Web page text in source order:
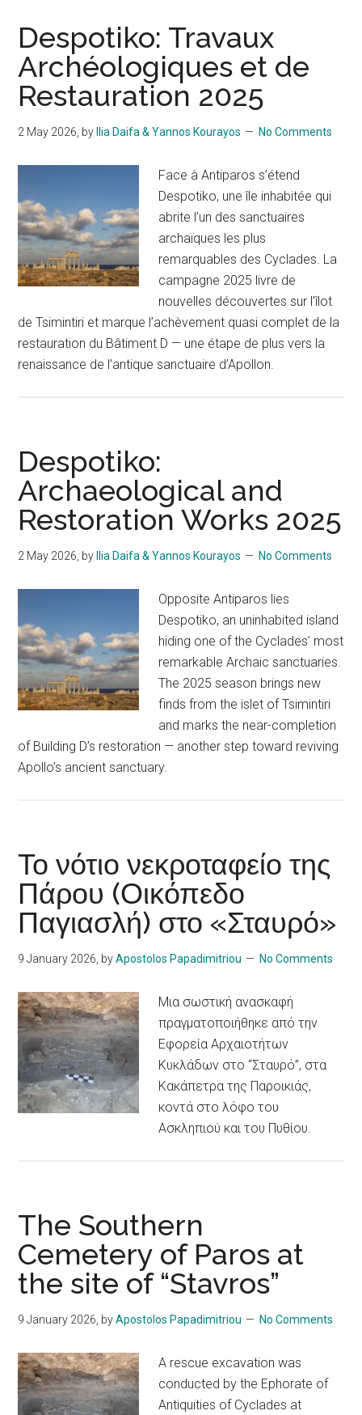
Despotiko: Travaux
Archéologiques et de
Restauration 2025
2 May 2026, by Ilia Daifa & Yannos Kourayos No Comments
Face à Antiparos s’étend
Despotiko, une île inhabitée qui
abrite l’un des sanctuaires
archaïques les plus
remarquables des Cyclades. La
campagne 2025 livre de
nouvelles découvertes sur l’îlot
de Tsimintiri et marque l’achèvement quasi complet de la
restauration du Bâtiment D — une étape de plus vers la
renaissance de l’antique sanctuaire d’Apollon.
Despotiko:
Archaeological and
Restoration Works 2025
2 May 2026, by Ilia Daifa & Yannos Kourayos No Comments
Opposite Antiparos lies
Despotiko, an uninhabited island
hiding one of the Cyclades’ most
remarkable Archaic sanctuaries.
The 2025 season brings new
finds from the islet of Tsimintiri
and marks the near-completion
of Building D’s restoration — another step toward reviving
Apollo’s ancient sanctuary.
Το νότιο νεκροταφείο της
Πάρου (Οικόπεδο
Παγιασλή) στο «Σταυρό»
9 January 2026, byApostolos Papadimitriou No Comments
Μια σωστική ανασκαφή
πραγματοποιήθηκε από την
Εφορεία Αρχαιοτήτων
Κυκλάδων στο “Σταυρό”, στα
Κακάπετρα της Παροικιάς,
κοντά στο λόφο του
Ασκληπιού και του Πυθίου.
The Southern
Cemetery of Paros at
the site of “Stavros”
9 January 2026, byApostolos Papadimitriou No Comments
A rescue excavation was
conducted by the Ephorate of
Antiquities of Cyclades at